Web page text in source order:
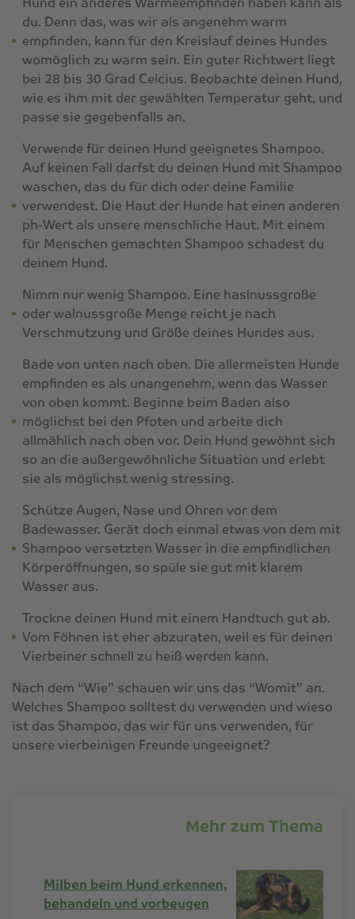
du. Denn das, was wir als angenehm warm
empfinden, kann für den Kreislauf deines Hundes
womöglich zu warm sein. Ein guter Richtwert liegt
bei 28 bis 30 Grad Celcius. Beobachte deinen Hund,
wie es ihm mit der gewählten Temperatur geht, und
passe sie gegebenfalls an.
Verwende für deinen Hund geeignetes Shampoo.
Auf keinen Fall darfst du deinen Hund mit Shampoo
waschen, das du für dich oder deine Familie
verwendest. Die Haut der Hunde hat einen anderen
ph-Wert als unsere menschliche Haut. Mit einem
für Menschen gemachten Shampoo schadest du
deinem Hund.
Nimm nur wenig Shampoo. Eine haslnussgroße
oder walnussgroße Menge reicht je nach
Verschmutzung und Größe deines Hundes aus.
Bade von unten nach oben. Die allermeisten Hunde
empfinden es als unangenehm, wenn das Wasser
von oben kommt. Beginne beim Baden also
möglichst bei den Pfoten und arbeite dich
allmählich nach oben vor. Dein Hund gewöhnt sich
so an die außergewöhnliche Situation und erlebt
sie als möglichst wenig stressing.
Schütze Augen, Nase und Ohren vor dem
Badewasser. Gerät doch einmal etwas von dem mit
Shampoo versetzten Wasser in die empfindlichen
Körperöffnungen, so spüle sie gut mit klarem
Wasser aus.
Trockne deinen Hund mit einem Handtuch gut ab.
Vom Föhnen ist eher abzuraten, weil es für deinen
Vierbeiner schnell zu heiß werden kann.
Nach dem “Wie” schauen wir uns das “Womit” an.
Welches Shampoo solltest du verwenden und wieso
ist das Shampoo, das wir für uns verwenden, für
unsere vierbeinigen Freunde ungeeignet?
Mehr zum Thema
Milben beim Hund erkennen,
behandeln und vorbeugen